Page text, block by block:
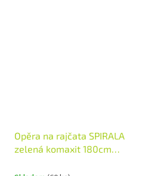
Opěra na rajčata SPIRALA
zelená komaxit 180cm